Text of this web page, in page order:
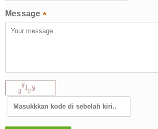
Message *